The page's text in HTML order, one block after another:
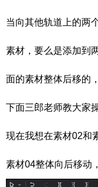
当向其他轨道上的两
素材，要么是添加到
面的素材整体后移的
下面三郎老师教大家
现在我想在素材02和
素材04整体向后移动